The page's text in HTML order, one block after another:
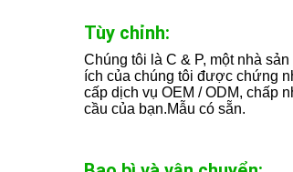
Tùy chỉnh:
Chúng tôi là C & P, một nhà
ích của chúng tôi được chứng
cấp dịch vụ OEM / ODM, chấp
cầu của bạn.Mẫu có sẵn.